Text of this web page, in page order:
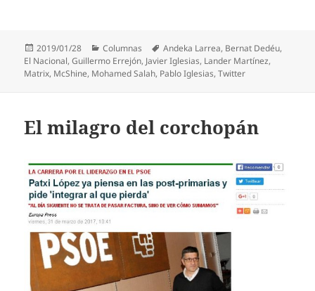
Publicado
el
2019/01/28 Categorías
Columnas Etiquetas
Andeka Larrea, Bernat Dedéu,
El Nacional,Guillermo Errejón, Javier Iglesias, Lander Martínez,
Matrix, McShine, Mohamed Salah, Pablo Iglesias,Twitter
El milagro del corchopán